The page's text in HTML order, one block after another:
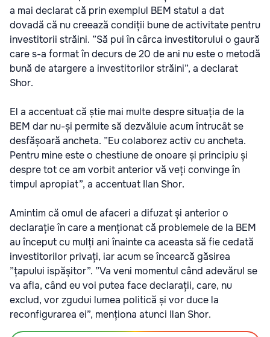
a mai declarat că prin exemplul BEM statul a dat
dovadă că nu creează condiții bune de activitate pentru
investitorii străini. ”Să pui în cârca investitorului o gaură
care s-a format în decurs de 20 de ani nu este o metodă
bună de atargere a investitorilor străini”, a declarat
Shor.
El a accentuat că știe mai multe despre situația de la
BEM dar nu-și permite să dezvăluie acum întrucât se
desfășoară ancheta. ”Eu colaborez activ cu ancheta.
Pentru mine este o chestiune de onoare și principiu și
despre tot ce am vorbit anterior vă veți convinge în
timpul apropiat”, a accentuat Ilan Shor.
Amintim că omul de afaceri a difuzat și anterior o
declarație în care a menționat că problemele de la BEM
au început cu mulți ani înainte ca aceasta să fie cedată
investitorilor privați, iar acum se încearcă găsirea
”țapului ispășitor”. ”Va veni momentul când adevărul se
va afla, când eu voi putea face declarații, care, nu
exclud, vor zgudui lumea politică și vor duce la
reconfigurarea ei”, menționa atunci Ilan Shor.